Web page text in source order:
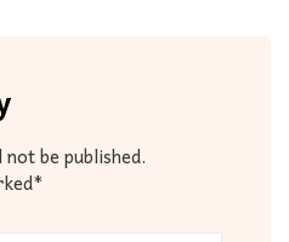
be published.